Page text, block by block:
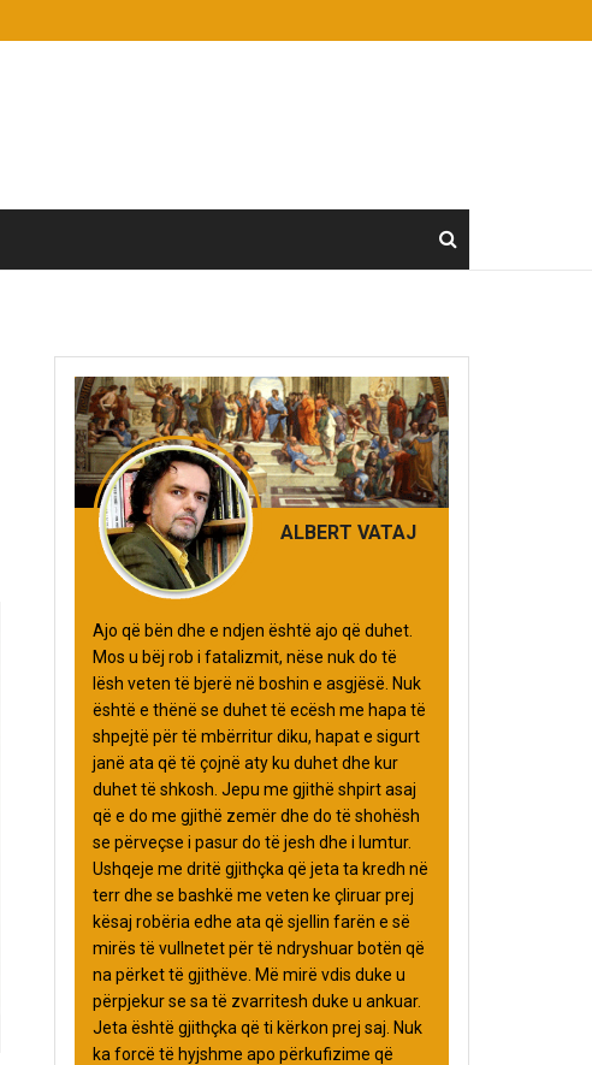
ALBERT VATAJ
Ajo që bën dhe e ndjen është ajo që duhet.
Mos u bëj rob i fatalizmit, nëse nuk do të
lësh veten të bjerë në boshin e asgjësë. Nuk
është e thënë se duhet të ecësh me hapa të
shpejtë për të mbërritur diku, hapat e sigurt
janë ata që të çojnë aty ku duhet dhe kur
duhet të shkosh. Jepu me gjithë shpirt asaj
që e do me gjithë zemër dhe do të shohësh
se përveçse i pasur do të jesh dhe i lumtur.
Ushqeje me dritë gjithçka që jeta ta kredh në
terr dhe se bashkë me veten ke çliruar prej
kësaj robëria edhe ata që sjellin farën e së
mirës të vullnetet për të ndryshuar botën që
na përket të gjithëve. Më mirë vdis duke u
përpjekur se sa të zvarritesh duke u ankuar.
Jeta është gjithçka që ti kërkon prej saj. Nuk
ka forcë të hyjshme apo përkufizime që